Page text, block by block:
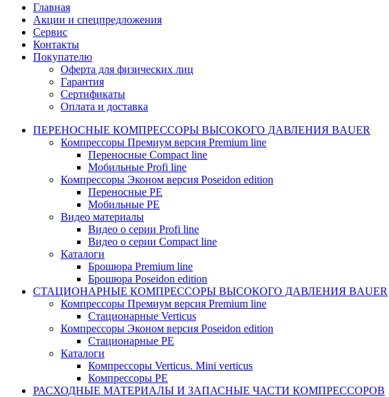
Главная
Акции и спецпредложения
Сервис
Контакты
Покупателю
Оферта для физических лиц
Гарантия
Сертификаты
Оплата и доставка
ПЕРЕНОСНЫЕ КОМПРЕССОРЫ ВЫСОКОГО ДАВЛЕНИЯ BAUER
Компрессоры Премиум версия Premium line
Переносные Compact line
Мобильные Profi line
Компрессоры Эконом версия Poseidon edition
Переносные PE
Мобильные PE
Видео материалы
Видео о серии Profi line
Видео о серии Compact line
Каталоги
Брошюра Premium line
Брошюра Poseidon edition
СТАЦИОНАРНЫЕ КОМПРЕССОРЫ ВЫСОКОГО ДАВЛЕНИЯ BAUER
Компрессоры Премиум версия Premium line
Стационарные Verticus
Компрессоры Эконом версия Poseidon edition
Стационарные PE
Каталоги
Компрессоры Verticus. Mini verticus
Компрессоры PE
РАСХОДНЫЕ МАТЕРИАЛЫ И ЗАПАСНЫЕ ЧАСТИ КОМПРЕССОРОВ